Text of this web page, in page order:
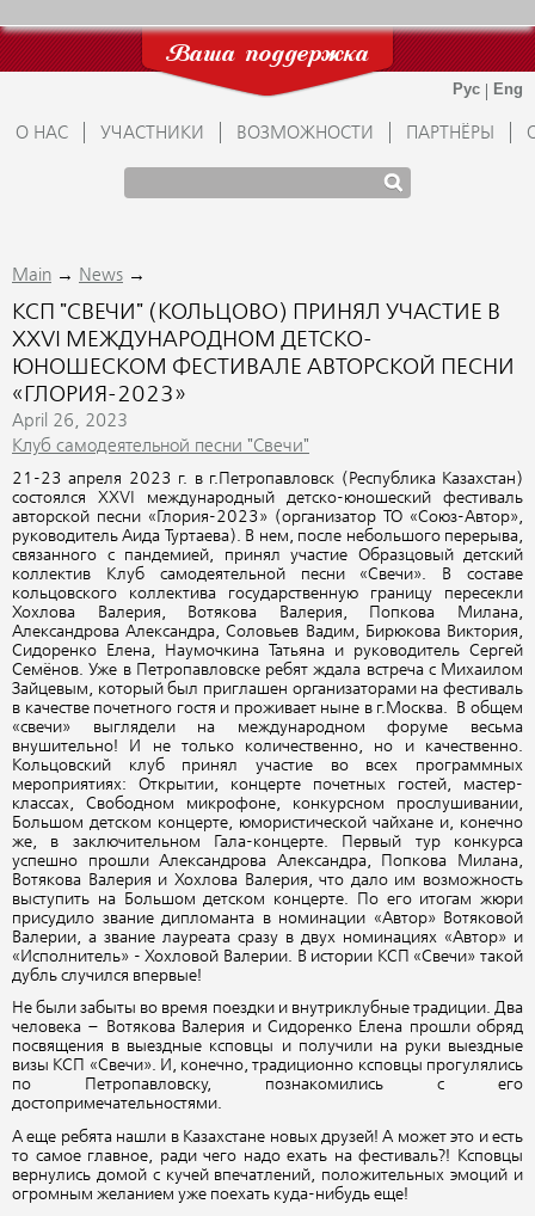
Ваша поддержка
О НАС УЧАСТНИКИ ВОЗМОЖНОСТИ ПАРТНЁРЫ
Main → News →
КСП "СВЕЧИ" (КОЛЬЦОВО) ПРИНЯЛ УЧАСТИЕ В
XXVI МЕЖДУНАРОДНОМ ДЕТСКО-
ЮНОШЕСКОМ ФЕСТИВАЛЕ АВТОРСКОЙ ПЕСНИ
«ГЛОРИЯ-2023»
April 26, 2023
Клуб самодеятельной песни "Свечи"
21-23 апреля 2023 г. в г.Петропавловск (Республика Казахстан)
состоялся XXVI международный детско-юношеский фестиваль
авторской песни «Глория-2023» (организатор ТО «Союз-Автор»,
руководитель Аида Туртаева). В нем, после небольшого перерыва,
связанного с пандемией, принял участие Образцовый детский
коллектив Клуб самодеятельной песни «Свечи». В составе
кольцовского коллектива государственную границу пересекли
Хохлова Валерия, Вотякова Валерия, Попкова Милана,
Александрова Александра, Соловьев Вадим, Бирюкова Виктория,
Сидоренко Елена, Наумочкина Татьяна и руководитель Сергей
Семёнов. Уже в Петропавловске ребят ждала встреча с Михаилом
Зайцевым, который был приглашен организаторами на фестиваль
в качестве почетного гостя и проживает ныне в г.Москва. В общем
«свечи» выглядели на международном форуме весьма
внушительно! И не только количественно, но и качественно.
Кольцовский клуб принял участие во всех программных
мероприятиях: Открытии, концерте почетных гостей, мастер-
классах, Свободном микрофоне, конкурсном прослушивании,
Большом детском концерте, юмористической чайхане и, конечно
же, в заключительном Гала-концерте. Первый тур конкурса
успешно прошли Александрова Александра, Попкова Милана,
Вотякова Валерия и Хохлова Валерия, что дало им возможность
выступить на Большом детском концерте. По его итогам жюри
присудило звание дипломанта в номинации «Автор» Вотяковой
Валерии, а звание лауреата сразу в двух номинациях «Автор» и
«Исполнитель» - Хохловой Валерии. В истории КСП «Свечи» такой
дубль случился впервые!
Не были забыты во время поездки и внутриклубные традиции. Два
человека – Вотякова Валерия и Сидоренко Елена прошли обряд
посвящения в выездные ксповцы и получили на руки выездные
визы КСП «Свечи». И, конечно, традиционно ксповцы прогулялись
по Петропавловску, познакомились с его
достопримечательностями.
А еще ребята нашли в Казахстане новых друзей! А может это и есть
то самое главное, ради чего надо ехать на фестиваль?! Ксповцы
вернулись домой с кучей впечатлений, положительных эмоций и
огромным желанием уже поехать куда-нибудь еще!